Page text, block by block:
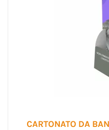
CARTONATO DA